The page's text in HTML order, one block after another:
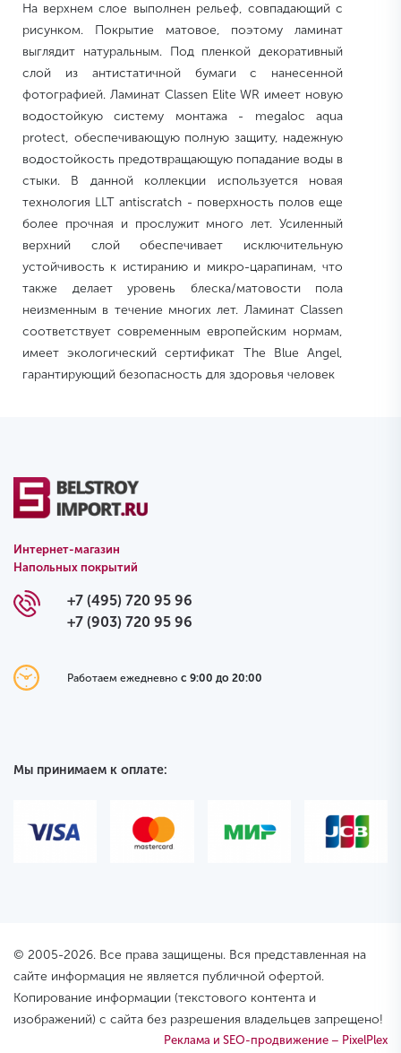
На верхнем слое выполнен рельеф, совпадающий с
рисунком. Покрытие матовое, поэтому ламинат
выглядит натуральным. Под пленкой декоративный
слой из антистатичной бумаги с нанесенной
фотографией. Ламинат Classen Elite WR имеет новую
водостойкую систему монтажа - megaloc aqua
protect, обеспечивающую полную защиту, надежную
водостойкость предотвращающую попадание воды в
стыки. В данной коллекции используется новая
технология LLT antiscratch - поверхность полов еще
более прочная и прослужит много лет. Усиленный
верхний слой обеспечивает исключительную
устойчивость к истиранию и микро-царапинам, что
также делает уровень блеска/матовости пола
неизменным в течение многих лет. Ламинат Classen
соответствует современным европейским нормам,
имеет экологический сертификат The Blue Angel,
гарантирующий безопасность для здоровья человек
Интернет-магазин
Напольных покрытий
+7 (495) 720 95 96
+7 (903) 720 95 96
Работаем ежедневно с 9:00 до 20:00
Мы принимаем к оплате:
© 2005-2026. Все права защищены. Вся представленная на
сайте информация не является публичной офертой.
Копирование информации (текстового контента и
изображений) с сайта без разрешения владельцев запрещено!
Реклама и SEO-продвижение – PixelPlex